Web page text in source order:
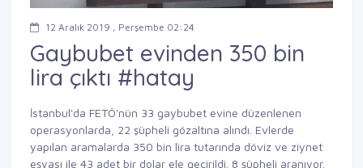
12 Aralık 2019 , Perşembe 02:24
Gaybubet evinden 350 bin
lira çıktı #hatay
İstanbul'da FETÖ'nün 33 gaybubet evine düzenlenen
operasyonlarda, 22 şüpheli gözaltına alındı. Evlerde
yapılan aramalarda 350 bin lira tutarında döviz ve ziynet
eşyası ile 43 adet bir dolar ele geçirildi. 8 şüpheli aranıyor.